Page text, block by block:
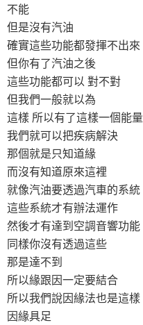
不能
但是沒有汽油
確實這些功能都發揮不出來
但你有了汽油之後
這些功能都可以 對不對
但我們一般就以為
這樣 所以有了這樣一個能量
我們就可以把疾病解決
那個就是只知道緣
而沒有知道原來這裡
就像汽油要透過汽車的系統
這些系統才有辦法運作
然後才有達到空調音響功能
同樣你沒有透過這些
那是達不到
所以緣跟因一定要結合
所以我們說因緣法也是這樣
因緣具足